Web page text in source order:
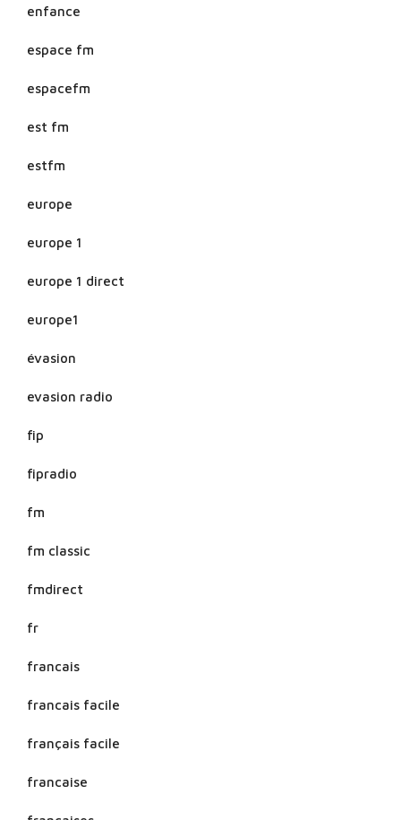
enfance
espace fm
espacefm
est fm
estfm
europe
europe 1
europe 1 direct
europe1
évasion
evasion radio
fip
fipradio
fm
fm classic
fmdirect
fr
francais
francais facile
français facile
francaise